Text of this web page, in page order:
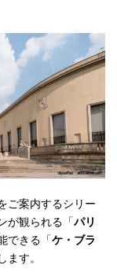
ご案内するシリー
が観られる「パリ
できる「ケ・ブラ
ます。